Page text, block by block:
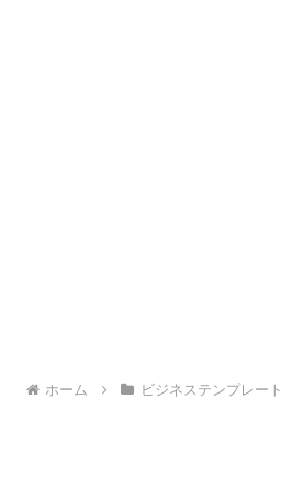
ホーム ビジネステンプレート